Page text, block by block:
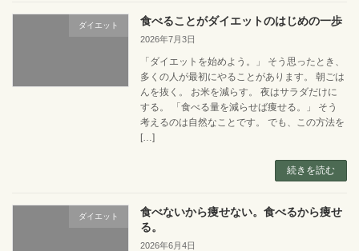
ダイエット 食べることがダイエットのはじめの一歩
2026年7月3日
「ダイエットを始めよう。」 そう思ったとき、
多くの人が最初にやることがあります。 朝ごは
んを抜く。 お米を減らす。 夜はサラダだけに
する。 「食べる量を減らせば痩せる。」 そう
考えるのは自然なことです。 でも、この方法を
[…]
続きを読む
ダイエット
食べないから痩せない。食べるから痩せ
る。
2026年6月4日